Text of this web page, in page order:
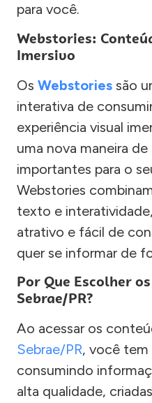
para você.
Webstories:
Imersivo
Os Webstories são
interativa de
experiência visual
uma nova maneira
importantes para o
Webstories
texto e
atrativo e fácil de
quer se informar de
Por Que Escolher
Sebrae/PR?
Ao acessar os
Sebrae/PR, você tem
consumindo
alta qualidade,